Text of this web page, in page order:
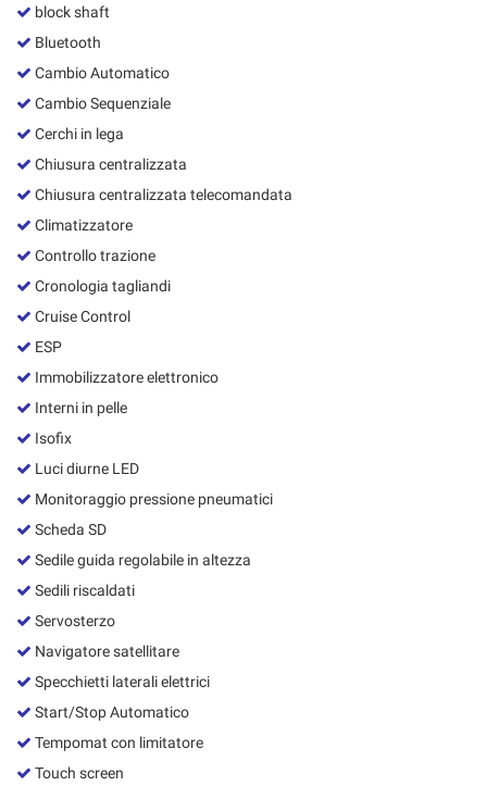
block shaft
Bluetooth
Cambio Automatico
Cambio Sequenziale
Cerchi in lega
Chiusura centralizzata
Chiusura centralizzata telecomandata
Climatizzatore
Controllo trazione
Cronologia tagliandi
Cruise Control
ESP
Immobilizzatore elettronico
Interni in pelle
Isofix
Luci diurne LED
Monitoraggio pressione pneumatici
Scheda SD
Sedile guida regolabile in altezza
Sedili riscaldati
Servosterzo
Navigatore satellitare
Specchietti laterali elettrici
Start/Stop Automatico
Tempomat con limitatore
Touch screen